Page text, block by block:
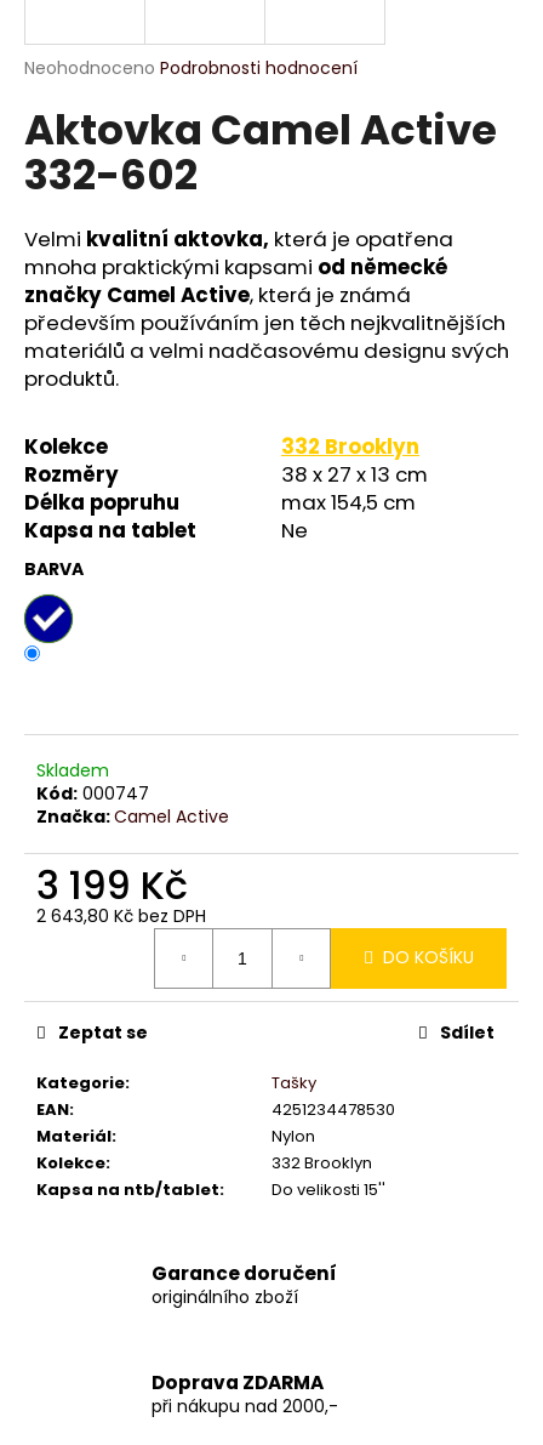
Průměrné
produktu
je
0,0
z
hvězdiček.
Neohodnoceno Podrobnosti hodnocení
Aktovka Camel Active
332-602
Velmi kvalitní aktovka, která je opatřena
mnoha praktickými kapsami od německé
značky Camel Active, která je známá
především používáním jen těch nejkvalitnějších
materiálů a velmi nadčasovému designu svých
produktů.
Kolekce
332 Brooklyn
Rozměry
38 x 27 x 13 cm
Délka popruhu
max 154,5 cm
Kapsa na tablet
Ne
BARVA
Skladem
Kód: 000747
Značka:Camel Active
3 199 Kč
2 643,80 Kč bez DPH
DO KOŠÍKU
Kategorie:
Tašky
EAN:
4251234478530
Materiál:
Nylon
Kolekce:
332 Brooklyn
Kapsa na ntb/tablet: Do velikosti 15''
Zeptat se Sdílet
Garance doručení
originálního zboží
Doprava ZDARMA
při nákupu nad 2000,-
j
t
?
HLEDAT
D
p
o
r
u
č
u
j
e
m